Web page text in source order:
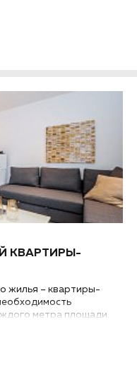
КВАРТИРЫ-
жилья – квартиры-
метра площади.